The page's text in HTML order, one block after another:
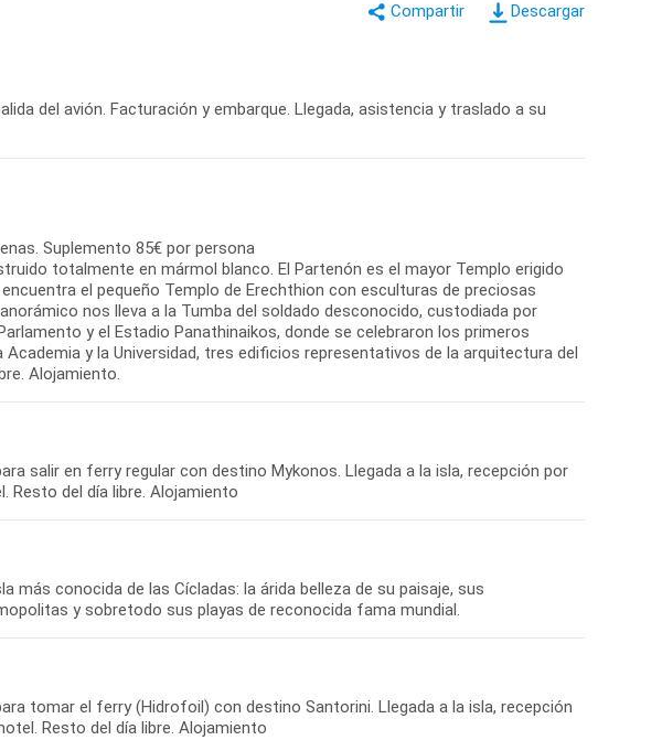
Descargar
del avión. Facturación y embarque. Llegada, asistencia y traslado a su
Suplemento 85€ por persona
totalmente en mármol blanco. El Partenón es el mayor Templo erigido
el pequeño Templo de Erechthion con esculturas de preciosas
nos lleva a la Tumba del soldado desconocido, custodiada por
y el Estadio Panathinaikos, donde se celebraron los primeros
y la Universidad, tres edificios representativos de la arquitectura del
Alojamiento.
salir en ferry regular con destino Mykonos. Llegada a la isla, recepción por
Resto del día libre. Alojamiento
más conocida de las Cícladas: la árida belleza de su paisaje, sus
y sobretodo sus playas de reconocida fama mundial.
tomar el ferry (Hidrofoil) con destino Santorini. Llegada a la isla, recepción
Resto del día libre. Alojamiento